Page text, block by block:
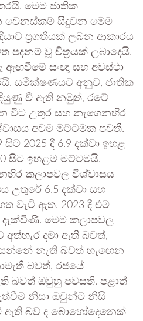
මෙම ජාතික
වෙනස්කම් සිදුවන මෙම
ප්‍රගතියක් ලබන ආකාරය
පදනම් වූ චිත්‍රයක් ලබාදෙයි.
සංඥා සහ අවස්ථා
සමීක්ෂණයට අනුව, ජාතික
වී ඇති නමුත්, රටේ
විට උතුර සහ නැගෙනහිර
අවම මට්ටමක පවතී.
සිට 2025 දී 6.9 දක්වා ඉහළ
සිට ඉහළම මට්ටමයි.
කලාපවල විශ්වාසය
උතුරේ 6.5 දක්වා සහ
වැටී ඇත. 2023 දී එම
දැක්විණි. මෙම කලාපවල
දමා ඇති බවත්,
නැති බවත් හැඟෙන
බවත්, රජයේ
බවත් ඔවුහු පවසති. පළාත්
නිසා ඔවුන්ට නිසි
ඇති බව ද බොහෝදෙනෙක්